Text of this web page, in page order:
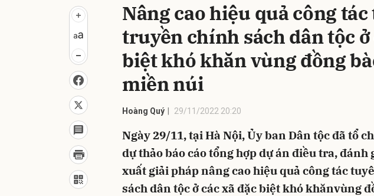
Nâng cao hiệu quả công
truyền chính sách dân tộc ở
biệt khó khăn vùng đồng
miền núi
Hoàng Quý 29/11/2022 20:20
Ngày 29/11, tại Hà Nội, Ủy ban Dân tộc đã tổ
dự thảo báo cáo tổng hợp dự án điều tra, đánh
xuất giải pháp nâng cao hiệu quả công tác
sách dân tộc ở các xã đặc biệt khó khănvùng